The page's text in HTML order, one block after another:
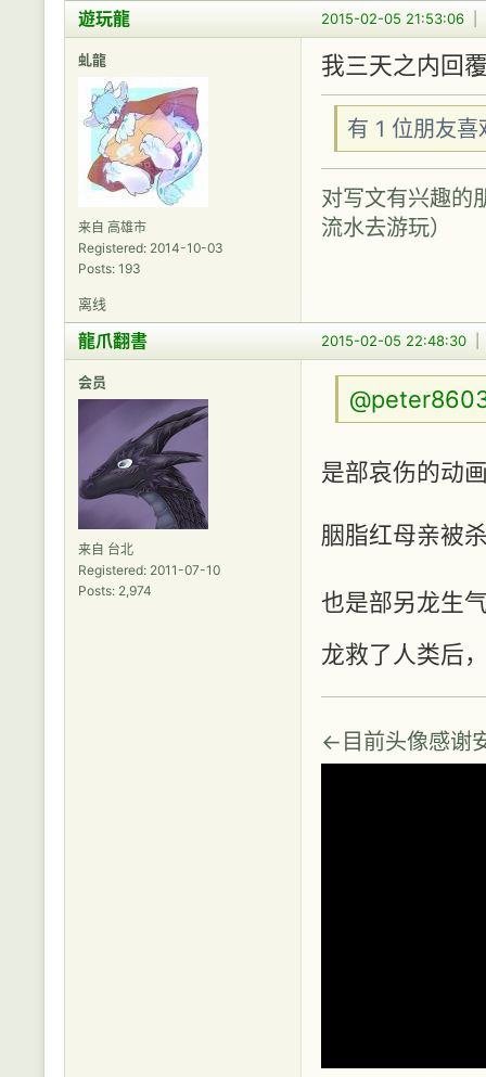
2015-02-05 21:53:06
遊玩龍
虬龍
来自 高雄市
Registered: 2014-10-03
Posts: 193
我三天之内回
有 1 位朋友
对写文有兴趣的
流水去游玩）
离线
2015-02-05 22:48:30
龍爪翻書
会员
来自 台北
Registered: 2011-07-10
Posts: 2,974
是部哀伤的动
胭脂红母亲被
也是部另龙生
龙救了人类后
←目前头像感谢